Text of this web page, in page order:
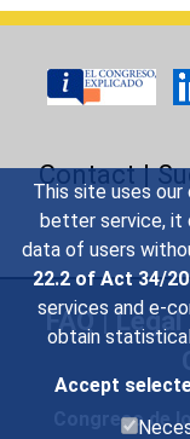
This site uses
better service, it
data of users
22.2 of Act 34/
services and e-
obtain
Accept
Contact|
FAQ|
Congreso de